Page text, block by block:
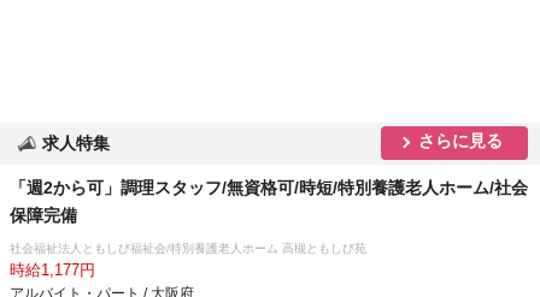
求人特集 さらに見る
「週2から可」調理スタッフ/無資格可/時短/特別養護老人ホーム/社会
保障完備
社会福祉法人ともしび福祉会/特別養護老人ホーム 高槻ともしび苑
時給1,177円
アルバイト・パート / 大阪府